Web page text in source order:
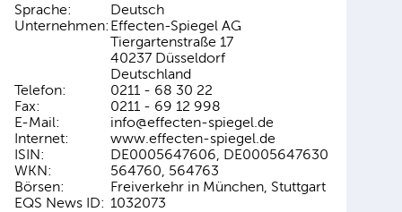
Sprache:
Deutsch
Unternehmen: Effecten-Spiegel AG
Tiergartenstraße 17
40237 Düsseldorf
Deutschland
Telefon:
0211 - 68 30 22
Fax:
0211 - 69 12 998
E-Mail:
info@effecten-spiegel.de
Internet:
www.effecten-spiegel.de
ISIN:
DE0005647606, DE0005647630
WKN:
564760, 564763
Börsen:
Freiverkehr in München, Stuttgart
EQS News ID: 1032073